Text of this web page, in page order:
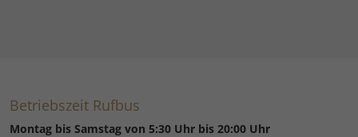
Betriebszeit Rufbus
Montag bis Samstag von 5:30 Uhr bis 20:00 Uhr